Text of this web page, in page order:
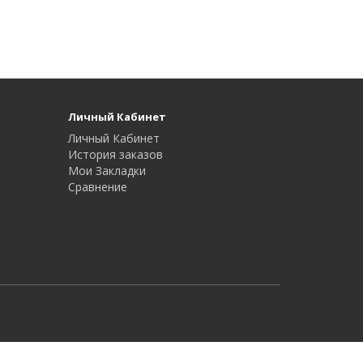
Личный Кабинет
Личный Кабинет
История заказов
Мои Закладки
Сравнение